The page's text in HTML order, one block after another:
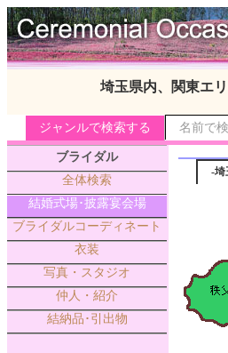
埼玉県内、関東エ
ジャンルで検索する 名前で
ブライダル
全体検索
結婚式場･披露宴会場
ブライダルコーディネート
衣装
写真・スタジオ
仲人・紹介
結納品･引出物
-埼